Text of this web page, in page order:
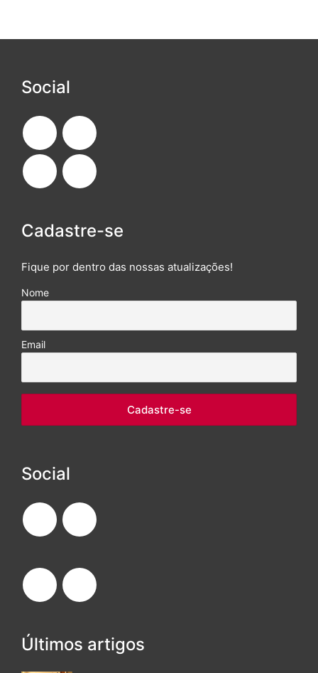
Social
Cadastre-se
Fique por dentro das nossas atualizações!
Nome
Email
Social
Últimos artigos